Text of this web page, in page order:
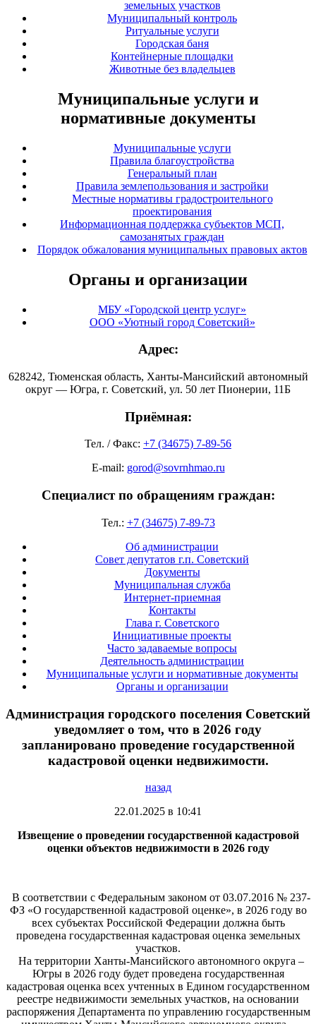
земельных участков
Муниципальный контроль
Ритуальные услуги
Городская баня
Контейнерные площадки
Животные без владельцев
Муниципальные услуги и
нормативные документы
Муниципальные услуги
Правила благоустройства
Генеральный план
Правила землепользования и застройки
Местные нормативы градостроительного
проектирования
Информационная поддержка субъектов МСП,
самозанятых граждан
Порядок обжалования муниципальных правовых актов
Органы и организации
МБУ «Городской центр услуг»
ООО «Уютный город Советский»
Адрес:
628242, Тюменская область, Ханты-Мансийский автономный
округ — Югра, г. Советский, ул. 50 лет Пионерии, 11Б
Приёмная:
Тел. / Факс: +7 (34675) 7-89-56
E-mail: gorod@sovrnhmao.ru
Специалист по обращениям граждан:
Тел.: +7 (34675) 7-89-73
Об администрации
Совет депутатов г.п. Советский
Документы
Муниципальная служба
Интернет-приемная
Контакты
Глава г. Советского
Инициативные проекты
Часто задаваемые вопросы
Деятельность администрации
Муниципальные услуги и нормативные документы
Органы и организации
Администрация городского поселения Советский
уведомляет о том, что в 2026 году
запланировано проведение государственной
кадастровой оценки недвижимости.
назад
22.01.2025 в 10:41
Извещение о проведении государственной кадастровой
оценки объектов недвижимости в 2026 году
В соответствии с Федеральным законом от 03.07.2016 № 237-
ФЗ «О государственной кадастровой оценке», в 2026 году во
всех субъектах Российской Федерации должна быть
проведена государственная кадастровая оценка земельных
участков.
На территории Ханты-Мансийского автономного округа –
Югры в 2026 году будет проведена государственная
кадастровая оценка всех учтенных в Едином государственном
реестре недвижимости земельных участков, на основании
распоряжения Департамента по управлению государственным